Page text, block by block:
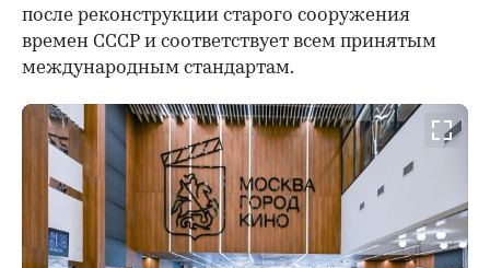
после реконструкции старого сооружения
времен СССР и соответствует всем принятым
международным стандартам.